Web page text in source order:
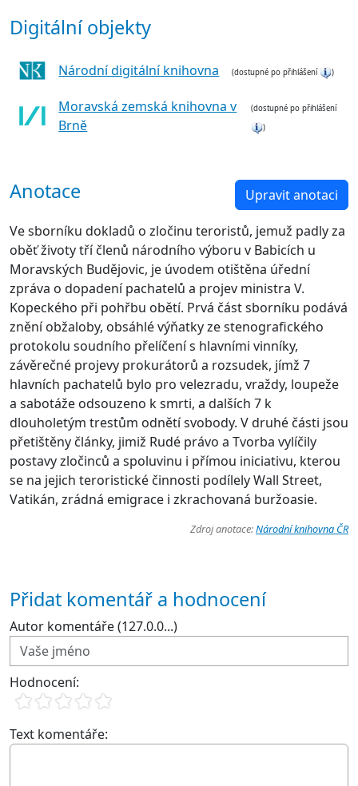
Digitální objekty
Národní digitální knihovna (dostupné po přihlášení )
Moravská zemská knihovna v
Brně
(dostupné po přihlášení
)
Anotace Upravit anotaci
Ve sborníku dokladů o zločinu teroristů, jemuž padly za
oběť životy tří členů národního výboru v Babicích u
Moravských Budějovic, je úvodem otištěna úřední
zpráva o dopadení pachatelů a projev ministra V.
Kopeckého při pohřbu obětí. Prvá část sborníku podává
znění obžaloby, obsáhlé výňatky ze stenografického
protokolu soudního přelíčení s hlavními vinníky,
závěrečné projevy prokurátorů a rozsudek, jímž 7
hlavních pachatelů bylo pro velezradu, vraždy, loupeže
a sabotáže odsouzeno k smrti, a dalších 7 k
dlouholetým trestům odnětí svobody. V druhé části jsou
přetištěny články, jimiž Rudé právo a Tvorba vylíčily
postavy zločinců a spoluvinu i přímou iniciativu, kterou
se na jejich teroristické činnosti podílely Wall Street,
Vatikán, zrádná emigrace i zkrachovaná buržoasie.
Zdroj anotace:Národní knihovna ČR
Přidat komentář a hodnocení
Autor komentáře (127.0.0...)
Hodnocení:
Text komentáře: